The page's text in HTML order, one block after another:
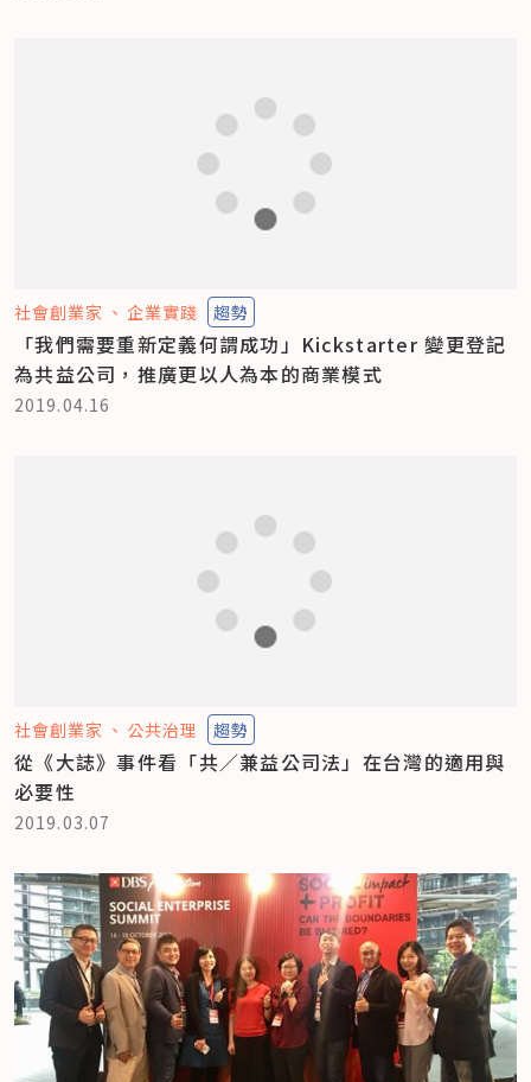
社會創業家 企業實踐 趨勢
「我們需要重新定義何謂成功」Kickstarter 變更登記
為共益公司，推廣更以人為本的商業模式
2019.04.16
社會創業家 公共治理 趨勢
從《大誌》事件看「共／兼益公司法」在台灣的適用與
必要性
2019.03.07